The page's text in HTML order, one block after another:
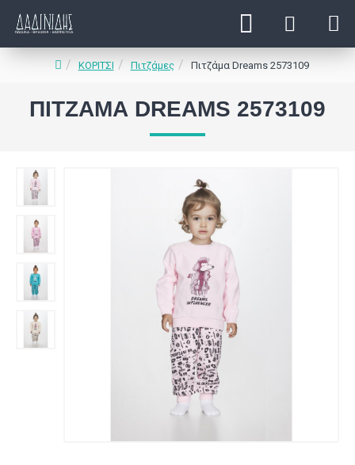
ΚΟΡΙΤΣΙ Πιτζάμες Πιτζάμα Dreams 2573109
ΠΙΤΖΆΜΑ DREAMS 2573109